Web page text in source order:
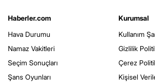
Haberler.com
Hava Durumu
Namaz Vakitleri
Seçim Sonuçları
Şans Oyunları
Kurumsal
Kullanım
Gizlilik
Çerez
Kişisel